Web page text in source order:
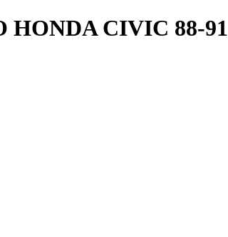
HONDA CIVIC 88-91